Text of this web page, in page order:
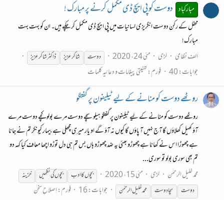
مبارکباد دوست کو پی ایچ ڈی مکمل کرنے پر مبارک !
محفل کے رکن دوست انگریزی لسانیات میں پی ایچ ڈی مکمل کر چکے ہیں۔ ان کو بہت بہت
مبارک!
الف نظامی
لڑی مئی 24، 2020 دوست شاکر عزیز ڈاکٹر شاکر عزیز
جوابات: 40 فورم:تہنیتی پیغامات و دعائیہ کلمات
روٹھے دوست کو منانے کے لیے ٹیلیفون پر گفتگو
روٹھے دوست کو منانے کے لیے ٹیلیفون پر گفتگو ہیلو سچے دوست مرے بولو کچے دوست مرے
آؤ کھیل کھلاؤں گا آج نہیں آ پاؤں گا کیوں نہ آؤ گے او یار میری مچھلی ہے بیمار کیونکر تم نے جانا
ہے چھوڑا اس نے کھانا ہے چھوڑو بھئی یه ضد چھوڑو ہاں بس تم ہی دل توڑو اچھا معاف کیا کہہ دو
تم بھی سوری بولو تو سوری...
محمد خلیل الرحمٰن
لڑی مئی 15، 2020 بچوں کا ادب بچوں کی نظمیں
خزینہ
دوست
سچادوست محمد خلیل الرحمٰن جوابات: 16 فورم:اِصلاحِ سخن